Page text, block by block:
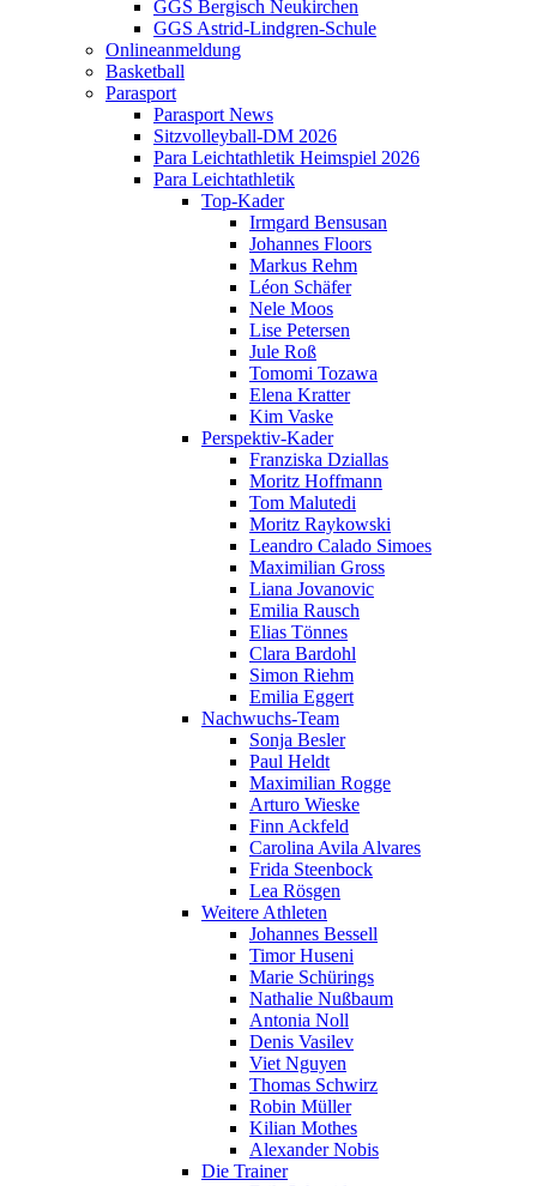
GGS Bergisch Neukirchen
GGS Astrid-Lindgren-Schule
Onlineanmeldung
Basketball
Parasport
Parasport News
Sitzvolleyball-DM 2026
Para Leichtathletik Heimspiel 2026
Para Leichtathletik
Top-Kader
Irmgard Bensusan
Johannes Floors
Markus Rehm
Léon Schäfer
Nele Moos
Lise Petersen
Jule Roß
Tomomi Tozawa
Elena Kratter
Kim Vaske
Perspektiv-Kader
Franziska Dziallas
Moritz Hoffmann
Tom Malutedi
Moritz Raykowski
Leandro Calado Simoes
Maximilian Gross
Liana Jovanovic
Emilia Rausch
Elias Tönnes
Clara Bardohl
Simon Riehm
Emilia Eggert
Nachwuchs-Team
Sonja Besler
Paul Heldt
Maximilian Rogge
Arturo Wieske
Finn Ackfeld
Carolina Avila Alvares
Frida Steenbock
Lea Rösgen
Weitere Athleten
Johannes Bessell
Timor Huseni
Marie Schürings
Nathalie Nußbaum
Antonia Noll
Denis Vasilev
Viet Nguyen
Thomas Schwirz
Robin Müller
Kilian Mothes
Alexander Nobis
Die Trainer